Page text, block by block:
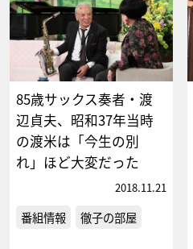
85歳サックス奏者・渡
辺貞夫、昭和37年当時
の渡米は「今生の別
れ」ほど大変だった
2018.11.21
番組情報 徹子の部屋